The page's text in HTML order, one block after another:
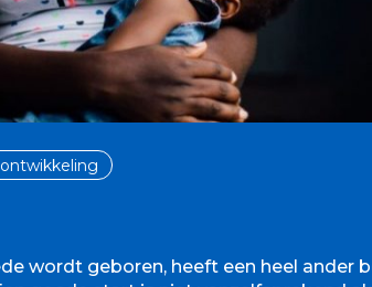
wordt geboren, heeft een heel ander